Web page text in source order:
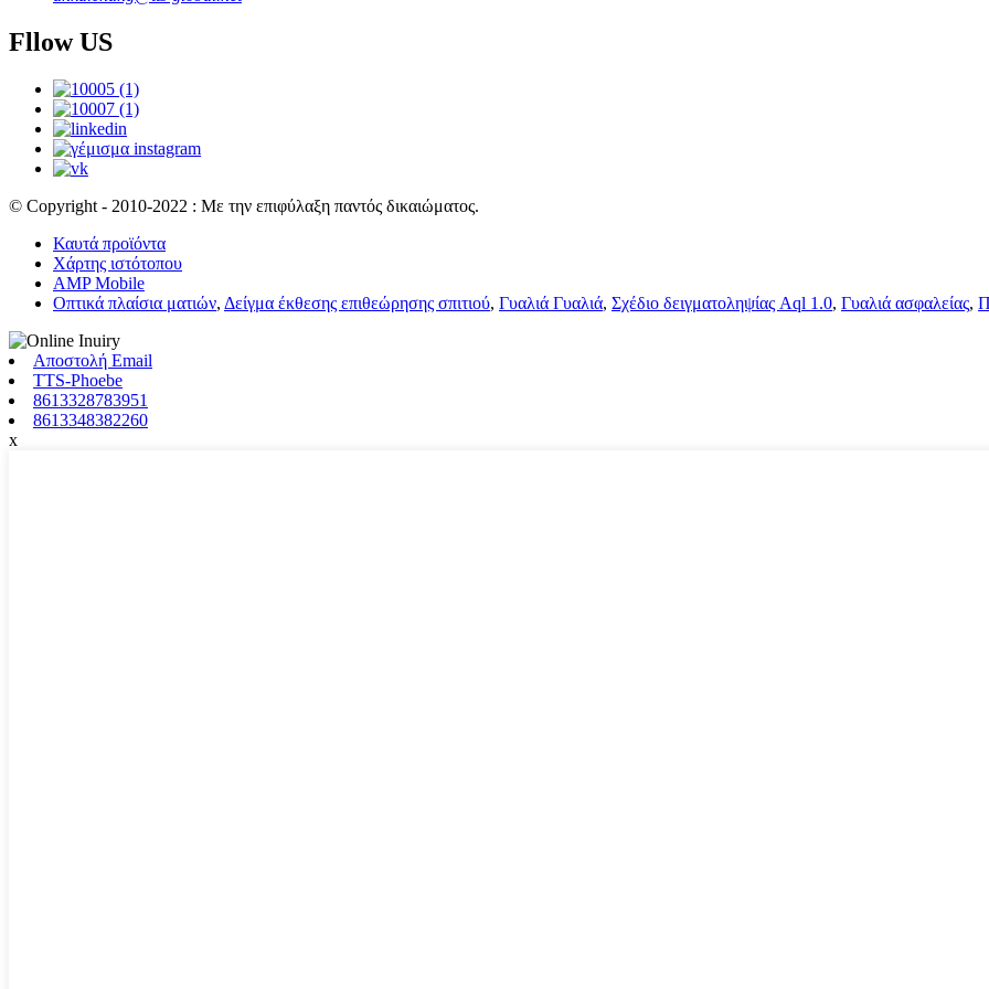
Fllow US
© Copyright - 2010-2022 : Με την επιφύλαξη παντός δικαιώματος.
Καυτά προϊόντα
Χάρτης ιστότοπου
AMP Mobile
Οπτικά πλαίσια ματιών, Δείγμα έκθεσης επιθεώρησης σπιτιού, Γυαλιά Γυαλιά, Σχέδιο δειγματοληψίας Aql 1.0, Γυαλιά ασφαλείας,
Αποστολή Email
TTS-Phoebe
8613328783951
8613348382260
x